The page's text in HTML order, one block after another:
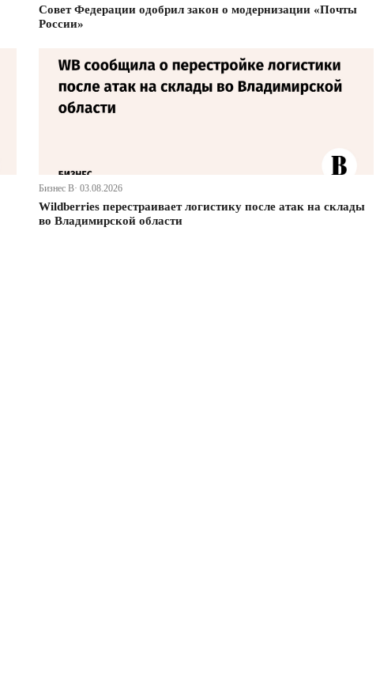
Совет Федерации одобрил закон о модернизации «Почты
России»
Бизнес В· 03.08.2026
Wildberries перестраивает логистику после атак на склады
во Владимирской области